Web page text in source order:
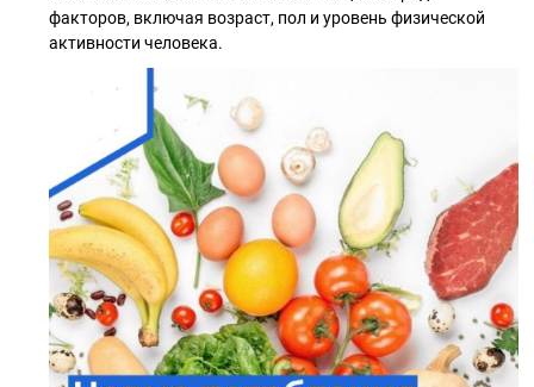
факторов, включая возраст, пол и уровень физической
активности человека.